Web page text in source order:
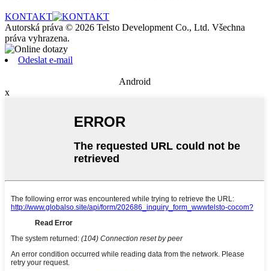
KONTAKT
Autorská práva © 2026 Telsto Development Co., Ltd. Všechna
práva vyhrazena.
Odeslat e-mail
Android
x